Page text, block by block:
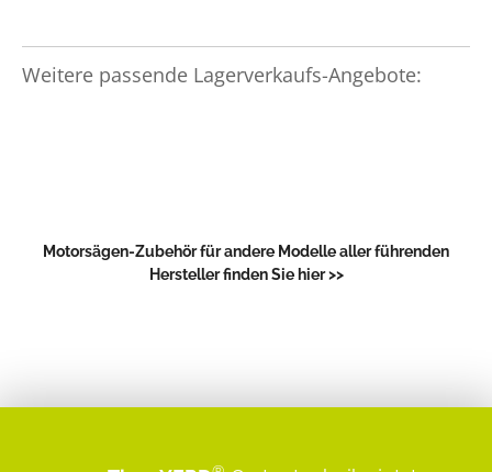
Weitere passende Lagerverkaufs-Angebote:
Motorsägen-Zubehör für andere Modelle aller führenden
Hersteller finden Sie hier >>